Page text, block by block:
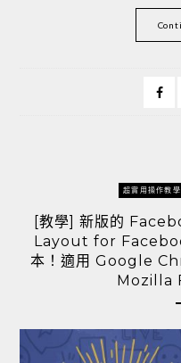
超實用操作教學
[教學] 新版的
Layout for
本！適用 Google
Mozilla